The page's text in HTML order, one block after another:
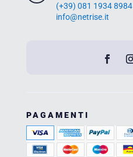
(+39) 081 1934 8984
info@netrise.it
PAGAMENTI